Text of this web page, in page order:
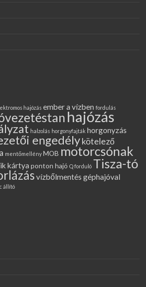
hajózás ember a vízben fordulás
hajózás
halzolás horgonyfajták horgonyzás
engedélykötelező
mentőmellény MOB motorcsónak
kártya ponton hajó Q forduló Tisza-tó
vízbőlmentés géphajóval
állító